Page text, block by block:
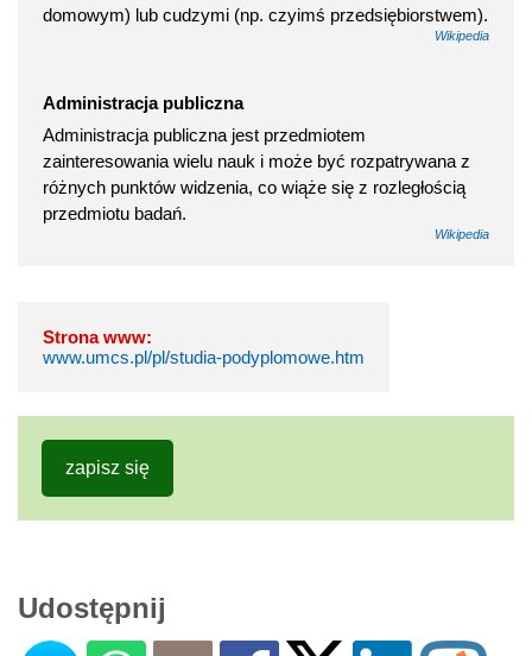
domowym) lub cudzymi (np. czyimś przedsiębiorstwem).
Wikipedia
Administracja publiczna
Administracja publiczna jest przedmiotem
zainteresowania wielu nauk i może być rozpatrywana z
różnych punktów widzenia, co wiąże się z rozległością
przedmiotu badań.
Wikipedia
Strona www:
www.umcs.pl/pl/studia-podyplomowe.htm
zapisz się
Udostępnij